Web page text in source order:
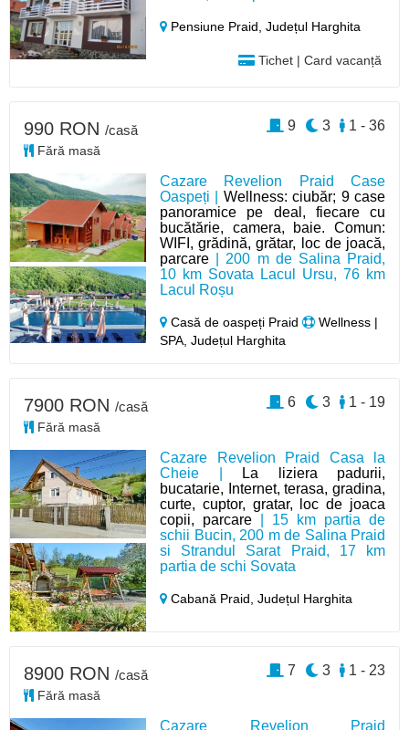
Pensiune Praid,Județul Harghita
Tichet | Card vacanță
Cazare Revelion Praid Case
Oaspeți | Wellness: ciubăr; 9 case
panoramice pe deal, fiecare cu
bucătărie, camera, baie. Comun:
WIFI, grădină, grătar, loc de joacă,
parcare | 200 m de Salina Praid,
10 km Sovata Lacul Ursu, 76 km
Lacul Roșu
Casă de oaspeți Praid
Wellness |
SPA, Județul Harghita
990 RON /casă
Fără masă
1 - 36
3
9
Cazare Revelion Praid Casa la
Cheie |
La liziera padurii,
bucatarie, Internet, terasa, gradina,
curte, cuptor, gratar, loc de joaca
copii, parcare | 15 km partia de
schii Bucin, 200 m de Salina Praid
si Strandul Sarat Praid, 17 km
partia de schi Sovata
Cabană Praid,Județul Harghita
7900 RON /casă
Fără masă
1 - 19
3
6
Cazare Revelion Praid
8900 RON /casă
Fără masă
1 - 23
3
7